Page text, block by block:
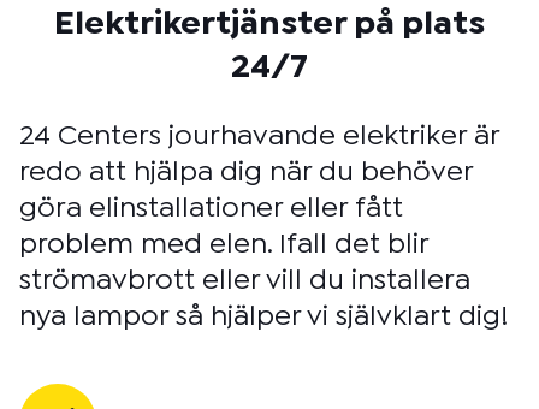
Elektrikertjänster på plats
24/7
24 Centers jourhavande elektriker är
redo att hjälpa dig när du behöver
göra elinstallationer eller fått
problem med elen. Ifall det blir
strömavbrott eller vill du installera
nya lampor så hjälper vi självklart dig!